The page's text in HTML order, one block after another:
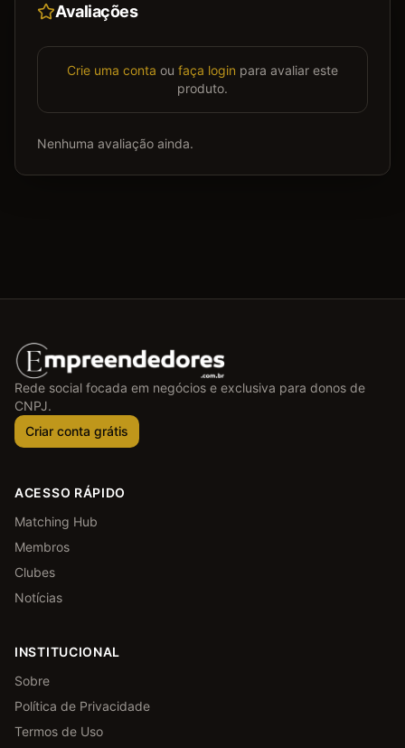
Avaliações
Crie uma conta ou faça login para avaliar este
produto.
Nenhuma avaliação ainda.
Rede social focada em negócios e exclusiva para donos de
CNPJ.
Criar conta grátis
ACESSO RÁPIDO
Matching Hub
Membros
Clubes
Notícias
INSTITUCIONAL
Sobre
Política de Privacidade
Termos de Uso